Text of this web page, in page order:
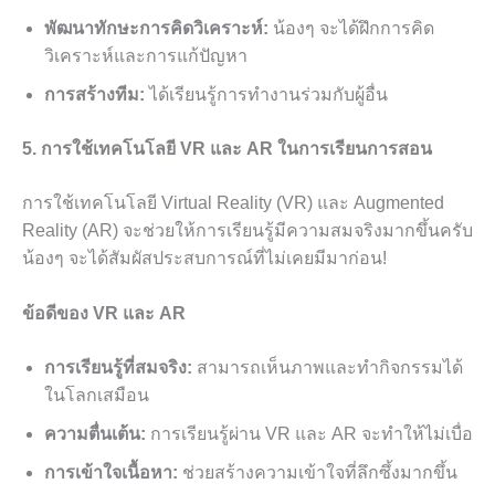
พัฒนาทักษะการคิดวิเคราะห์: น้องๆ จะได้ฝึกการคิด
วิเคราะห์และการแก้ปัญหา
การสร้างทีม: ได้เรียนรู้การทำงานร่วมกับผู้อื่น
5. การใช้เทคโนโลยี VR และ AR ในการเรียนการสอน
การใช้เทคโนโลยี Virtual Reality (VR) และ Augmented
Reality (AR) จะช่วยให้การเรียนรู้มีความสมจริงมากขึ้นครับ
น้องๆ จะได้สัมผัสประสบการณ์ที่ไม่เคยมีมาก่อน!
ข้อดีของ VR และ AR
การเรียนรู้ที่สมจริง: สามารถเห็นภาพและทำกิจกรรมได้
ในโลกเสมือน
ความตื่นเต้น: การเรียนรู้ผ่าน VR และ AR จะทำให้ไม่เบื่อ
การเข้าใจเนื้อหา: ช่วยสร้างความเข้าใจที่ลึกซึ้งมากขึ้น